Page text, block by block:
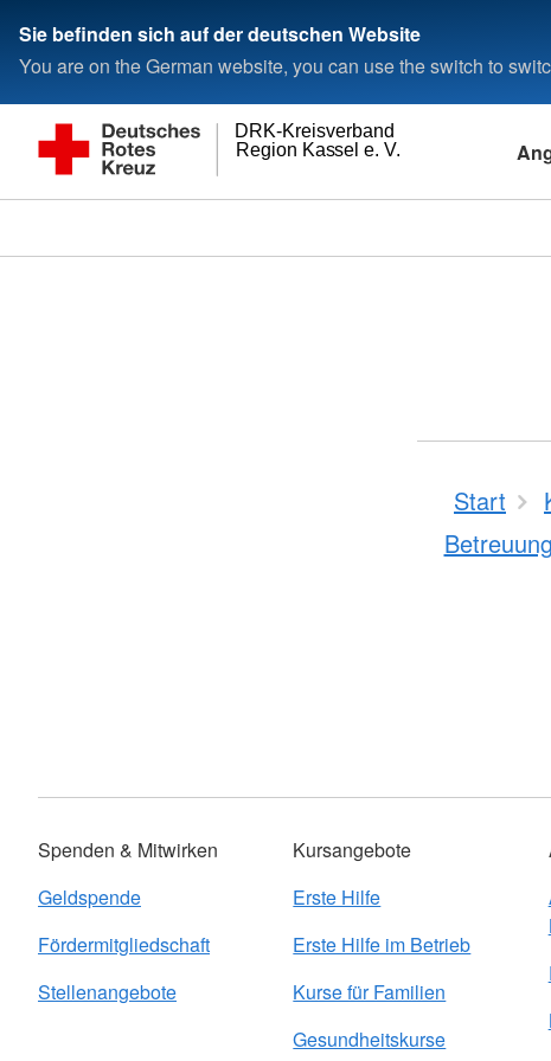
Sie befinden sich auf der deutschen Website
You are on the German website, you can use the switch to
Region Kassel e. V.
DRK-Kreisverband
Start
Spenden & Mitwirken
Geldspende
Fördermitgliedschaft
Stellenangebote
Kursangebote
Erste Hilfe
Erste Hilfe im Betrieb
Kurse für Familien
Gesundheitskurse